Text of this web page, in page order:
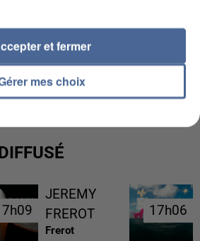
300 000 CLIENTS DÉROBÉES À
UNE...
JEREMY
FREROT
Frerot
17h06
17h06
mes choix
et fermer